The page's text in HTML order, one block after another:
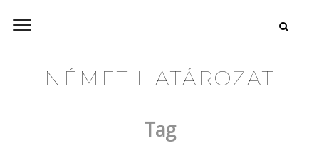
NÉMET HATÁROZAT
Tag